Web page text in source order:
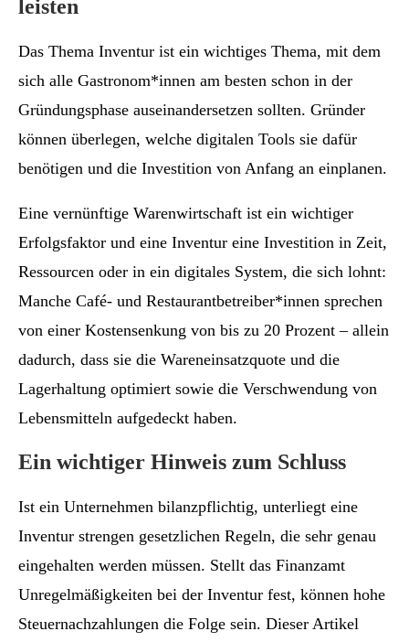
leisten
Das Thema Inventur ist ein wichtiges Thema, mit dem
sich alle Gastronom*innen am besten schon in der
Gründungsphase auseinandersetzen sollten. Gründer
können überlegen, welche digitalen Tools sie dafür
benötigen und die Investition von Anfang an einplanen.
Eine vernünftige Warenwirtschaft ist ein wichtiger
Erfolgsfaktor und eine Inventur eine Investition in Zeit,
Ressourcen oder in ein digitales System, die sich lohnt:
Manche Café- und Restaurantbetreiber*innen sprechen
von einer Kostensenkung von bis zu 20 Prozent – allein
dadurch, dass sie die Wareneinsatzquote und die
Lagerhaltung optimiert sowie die Verschwendung von
Lebensmitteln aufgedeckt haben.
Ein wichtiger Hinweis zum Schluss
Ist ein Unternehmen bilanzpflichtig, unterliegt eine
Inventur strengen gesetzlichen Regeln, die sehr genau
eingehalten werden müssen. Stellt das Finanzamt
Unregelmäßigkeiten bei der Inventur fest, können hohe
Steuernachzahlungen die Folge sein. Dieser Artikel